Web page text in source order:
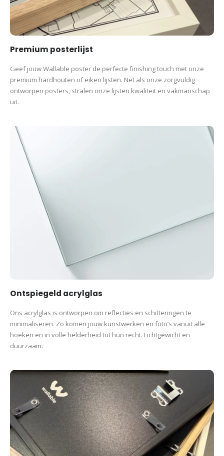
Premium posterlijst
Geef jouw Wallable poster de perfecte finishing touch met onze
premium hardhouten of eiken lijsten. Net als onze zorgvuldig
ontworpen posters, stralen onze lijsten kwaliteit en vakmanschap
uit.
Ontspiegeld acrylglas
Ons acrylglas is ontworpen om reflecties en schitteringen te
minimaliseren. Zo komen jouw kunstwerken en foto’s vanuit alle
hoeken en in volle helderheid tot hun recht. Lichtgewicht en
duurzaam.